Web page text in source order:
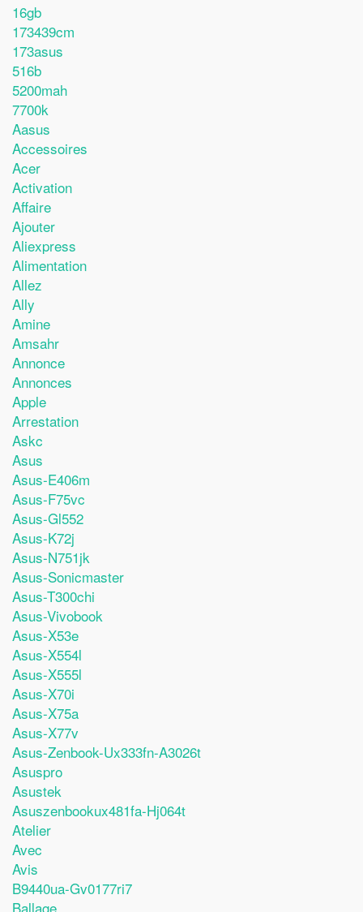
16gb
173439cm
173asus
516b
5200mah
7700k
Aasus
Accessoires
Acer
Activation
Affaire
Ajouter
Aliexpress
Alimentation
Allez
Ally
Amine
Amsahr
Annonce
Annonces
Apple
Arrestation
Askc
Asus
Asus-E406m
Asus-F75vc
Asus-Gl552
Asus-K72j
Asus-N751jk
Asus-Sonicmaster
Asus-T300chi
Asus-Vivobook
Asus-X53e
Asus-X554l
Asus-X555l
Asus-X70i
Asus-X75a
Asus-X77v
Asus-Zenbook-Ux333fn-A3026t
Asuspro
Asustek
Asuszenbookux481fa-Hj064t
Atelier
Avec
Avis
B9440ua-Gv0177ri7
Ballage